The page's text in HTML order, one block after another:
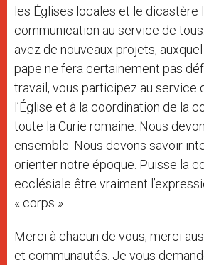
les Églises locales et le dicastère
communication au service de
avez de nouveaux projets,
pape ne fera certainement pas
travail, vous participez au service
l’Église et à la coordination de la
toute la Curie romaine. Nous
ensemble. Nous devons savoir
orienter notre époque. Puisse la
ecclésiale être vraiment
« corps ».
Merci à chacun de vous, merci
et communautés. Je vous